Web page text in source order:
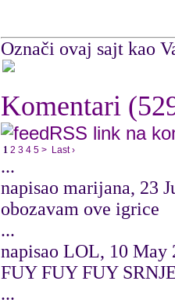
Označi ovaj sajt kao
Komentari
RSS link na
1 2 3 4 5 > Last ›
...
napisao marijana, 23
obozavam ove igrice
...
napisao LOL, 10 May
FUY FUY FUY
...